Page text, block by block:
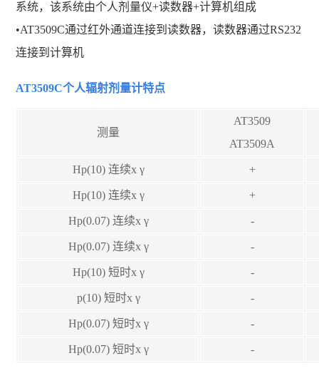
系统，该系统由个人剂量仪+读数器+计算机组成
•AT3509C通过红外通道连接到读数器，读数器通过RS232
连接到计算机
AT3509C个人辐射剂量计特点
测量
AT3509
AT3509A
Hp(10) 连续x γ +
Hp(10) 连续x γ +
Hp(0.07) 连续x γ -
Hp(0.07) 连续x γ -
Hp(10) 短时x γ -
p(10) 短时x γ -
Hp(0.07) 短时x γ -
Hp(0.07) 短时x γ -